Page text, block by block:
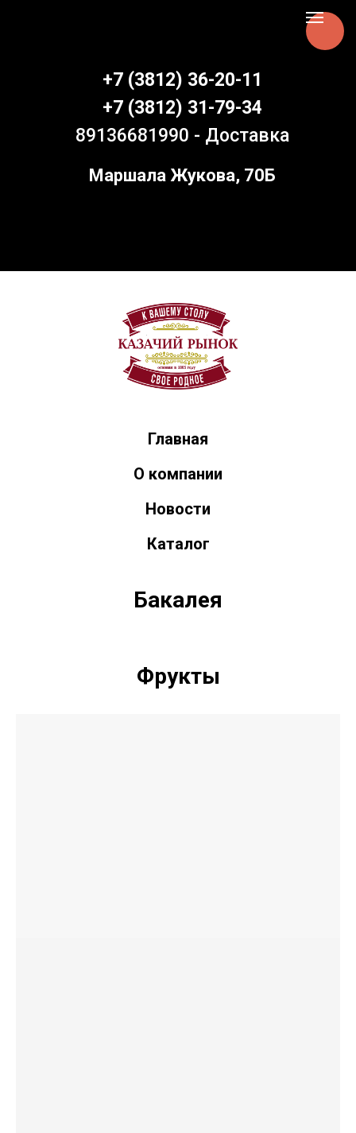
+7 (3812) 36-20-11
+7 (3812) 31-79-34
89136681990 - Доставка
Маршала Жукова, 70Б
Главная
О компании
Новости
Каталог
Бакалея
Фрукты